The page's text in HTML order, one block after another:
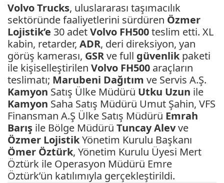
Volvo Trucks, uluslararası taşımacılık
sektöründe faaliyetlerini sürdüren Özmer
Lojistik’e 30 adetVolvo FH500teslim etti. XL
kabin, retarder, ADR, deri direksiyon, yan
görüş kamerası, GSRve full güvenlik paketi
ile kişiselleştirilen Volvo FH500 araçların
teslimatı; Marubeni Dağıtım ve Servis A.Ş.
Kamyon Satış Ülke Müdürü Utku Uzun ile
Kamyon Saha Satış Müdürü Umut Şahin, VFS
Finansman A.Ş Ülke Satış Müdürü Emrah
Barış ile Bölge Müdürü Tuncay Alevve
Özmer LojistikYönetim Kurulu Başkanı
Ömer Öztürk, Yönetim Kurulu Üyesi Mert
Öztürk ile Operasyon Müdürü Emre
Öztürk’ün katılımıyla gerçekleştirildi.